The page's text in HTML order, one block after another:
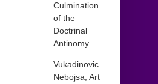
Culmination
of the
Doctrinal
Antinomy
Vukadinovic
Nebojsa, Art